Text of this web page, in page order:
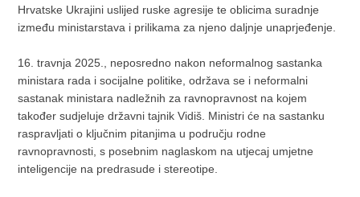
Hrvatske Ukrajini uslijed ruske agresije te oblicima suradnje
između ministarstava i prilikama za njeno daljnje unaprjeđenje.
16. travnja 2025., neposredno nakon neformalnog sastanka
ministara rada i socijalne politike, održava se i neformalni
sastanak ministara nadležnih za ravnopravnost na kojem
također sudjeluje državni tajnik Vidiš. Ministri će na sastanku
raspravljati o ključnim pitanjima u području rodne
ravnopravnosti, s posebnim naglaskom na utjecaj umjetne
inteligencije na predrasude i stereotipe.